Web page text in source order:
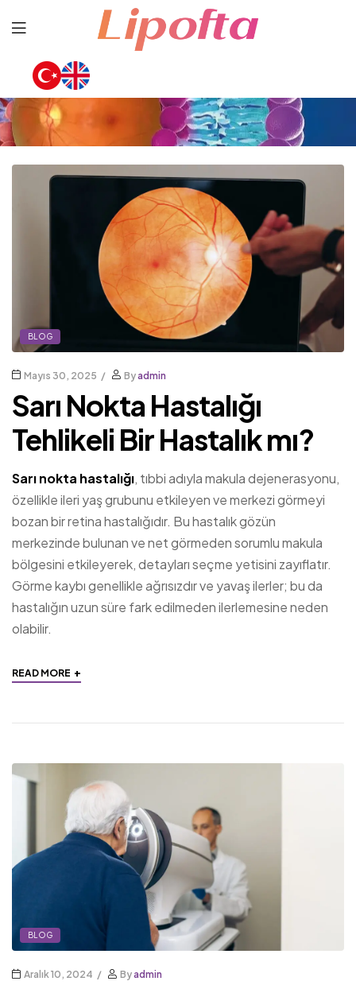
BLOG
Mayıs 30, 2025 Byadmin
Sarı Nokta Hastalığı
Tehlikeli Bir Hastalık mı?
Sarı nokta hastalığı, tıbbi adıyla makula dejenerasyonu,
özellikle ileri yaş grubunu etkileyen ve merkezi görmeyi
bozan bir retina hastalığıdır. Bu hastalık gözün
merkezinde bulunan ve net görmeden sorumlu makula
bölgesini etkileyerek, detayları seçme yetisini zayıflatır.
Görme kaybı genellikle ağrısızdır ve yavaş ilerler; bu da
hastalığın uzun süre fark edilmeden ilerlemesine neden
olabilir.
READ MORE +
BLOG
Aralık 10, 2024 Byadmin